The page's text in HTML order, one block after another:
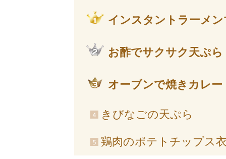
インスタントラーメ
お酢でサクサク天ぷら
オーブンで焼きカレー
きびなごの天ぷら
鶏肉のポテトチップス